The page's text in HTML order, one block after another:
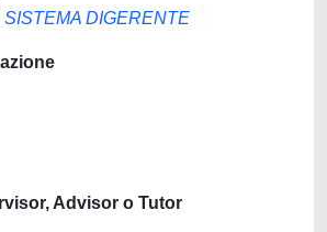
DIGERENTE
Advisor o Tutor